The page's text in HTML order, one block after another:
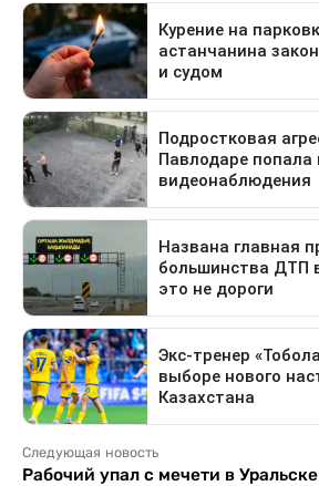
Следующая новость
Рабочий упал с мечети в Уральске